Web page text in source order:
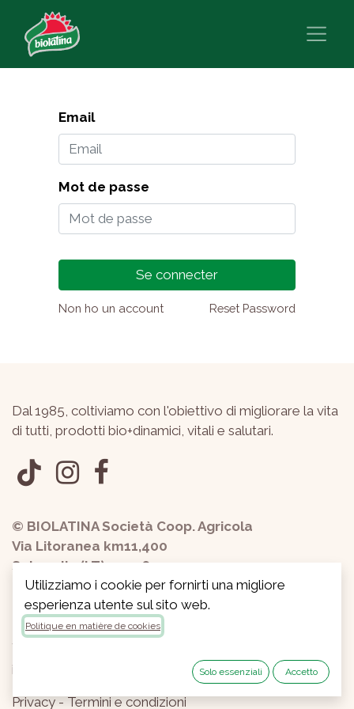
Email
Mot de passe
Se connecter
Non ho un account Reset Password
Dal 1985, coltiviamo con l'obiettivo di migliorare la vita
di tutti, prodotti bio+dinamici, vitali e salutari.
© BIOLATINA Società Coop. Agricola
Via Litoranea km11,400
Sabaudia (LT) 04016
P.IVA 01228440598
+390773534807
info@biolatina.it
Privacy - Termini e condizioni
Utilizziamo i cookie per fornirti una migliore
esperienza utente sul sito web.
Politique en matière de cookies
Solo essenziali Accetto